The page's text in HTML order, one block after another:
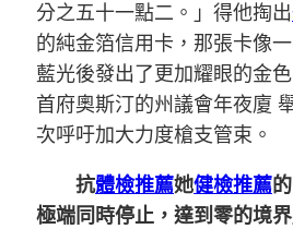
分之五十一點二。」得他掏出
的純金箔信用卡，那張卡像
藍光後發出了更加耀眼的金色
首府奧斯汀的州議會年夜廈
次呼吁加大力度槍支管束。
抗體檢推薦她健檢推薦
極端同時停止，達到零的境界